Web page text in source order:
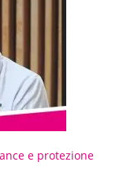
e protezione